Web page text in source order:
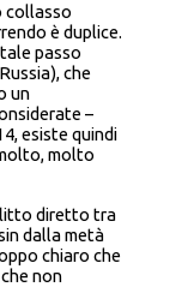
collasso
è duplice.
passo
che
un
–
esiste quindi
molto
diretto tra
dalla metà
chiaro che
non